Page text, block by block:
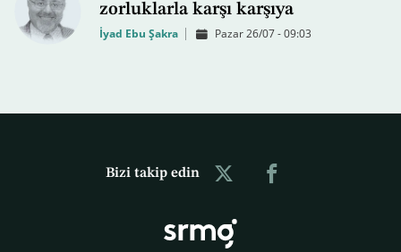
zorluklarla karşı karşıya
İyad Ebu Şakra Pazar 26/07 - 09:03
Bizi takip edin